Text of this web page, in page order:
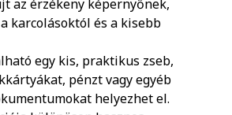
az érzékeny képernyőnek,
karcolásoktól és a kisebb
egy kis, praktikus zseb,
pénzt vagy egyéb
helyezhet el.